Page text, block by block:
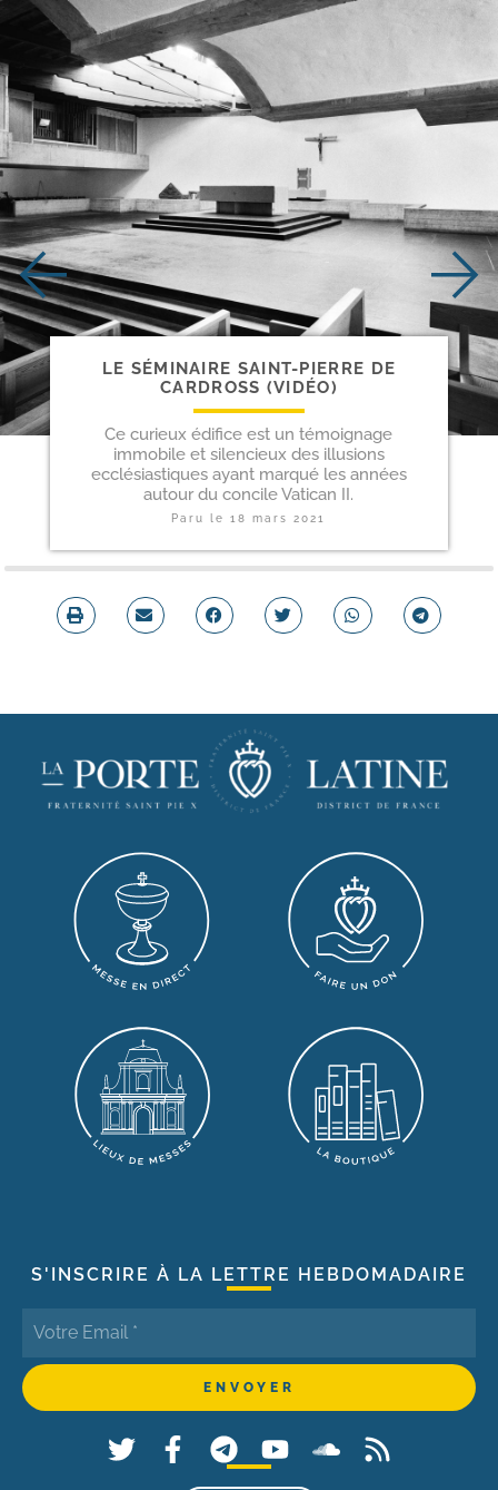
LE SÉMINAIRE SAINT-​PIERRE DE
CARDROSS (VIDÉO)
Ce curieux édifice est un témoignage
immobile et silencieux des illusions
ecclésiastiques ayant marqué les années
autour du concile Vatican II.
Paru le18 mars 2021
S'INSCRIRE À LA LETTRE HEBDOMADAIRE